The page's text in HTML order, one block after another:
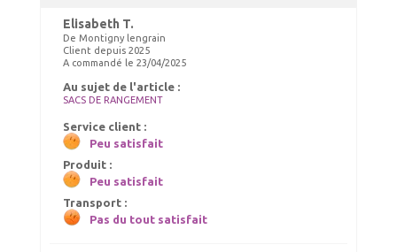
Elisabeth T.
De Montigny lengrain
Client depuis 2025
A commandé le 23/04/2025
Au sujet de l'article :
SACS DE RANGEMENT
Service client :
Peu satisfait
Produit :
Peu satisfait
Transport :
Pas du tout satisfait